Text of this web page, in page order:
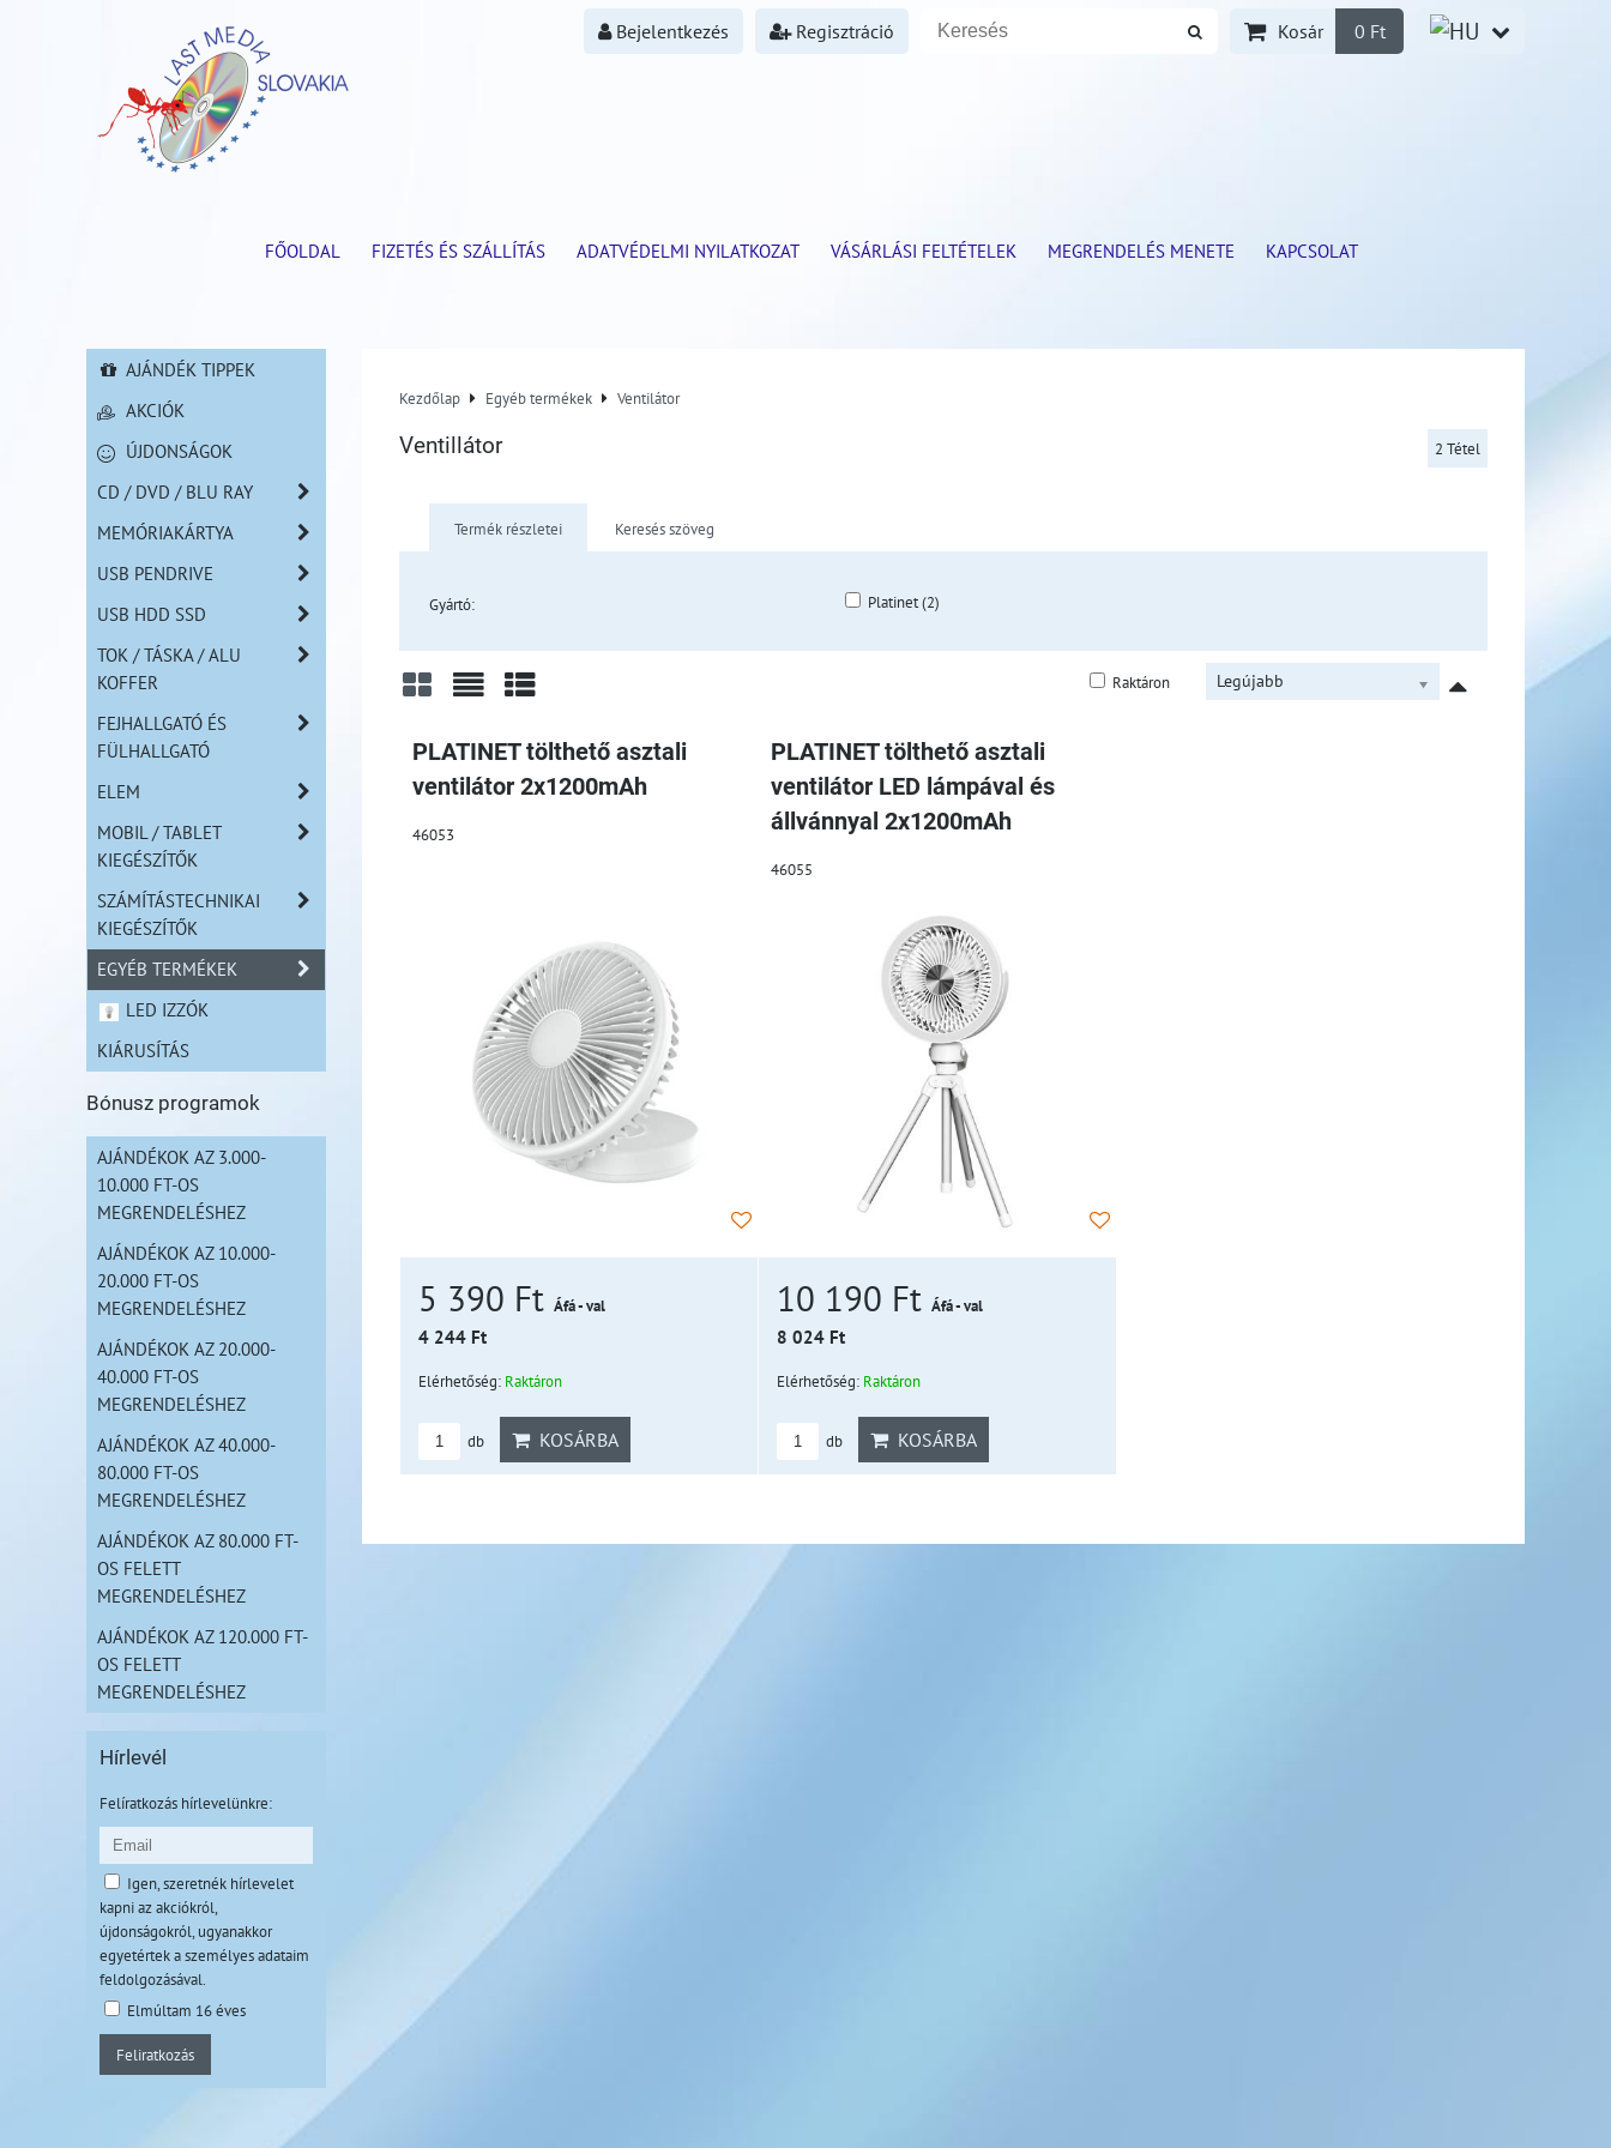
Bejelentkezés Regisztráció Kosár 0 Ft
FŐOLDAL FIZETÉS ÉS SZÁLLÍTÁS ADATVÉDELMI NYILATKOZAT VÁSÁRLÁSI FELTÉTELEK MEGRENDELÉS MENETE KAPCSOLAT
Kezdőlap Egyéb termékek Ventilátor
Ventillátor 2 Tétel
Termék részletei Keresés szöveg
Gyártó: Platinet (2)
Legújabb
Raktáron
PLATINET tölthető asztali
ventilátor 2x1200mAh
46053
5 390 Ft Áfá - val
4 244 Ft
Elérhetőség: Raktáron
db KOSÁRBA
PLATINET tölthető asztali
ventilátor LED lámpával és
állvánnyal 2x1200mAh
46055
10 190 Ft Áfá - val
8 024 Ft
Elérhetőség: Raktáron
db KOSÁRBA
AJÁNDÉK TIPPEK
AKCIÓK
ÚJDONSÁGOK
CD / DVD / BLU RAY
MEMÓRIAKÁRTYA
USB PENDRIVE
USB HDD SSD
TOK / TÁSKA / ALU
KOFFER
FEJHALLGATÓ ÉS
FÜLHALLGATÓ
ELEM
MOBIL / TABLET
KIEGÉSZÍTŐK
SZÁMÍTÁSTECHNIKAI
KIEGÉSZÍTŐK
EGYÉB TERMÉKEK
LED IZZÓK
KIÁRUSÍTÁS
Bónusz programok
AJÁNDÉKOK AZ 3.000-
10.000 FT-OS
MEGRENDELÉSHEZ
AJÁNDÉKOK AZ 10.000-
20.000 FT-OS
MEGRENDELÉSHEZ
AJÁNDÉKOK AZ 20.000-
40.000 FT-OS
MEGRENDELÉSHEZ
AJÁNDÉKOK AZ 40.000-
80.000 FT-OS
MEGRENDELÉSHEZ
AJÁNDÉKOK AZ 80.000 FT-
OS FELETT
MEGRENDELÉSHEZ
AJÁNDÉKOK AZ 120.000 FT-
OS FELETT
MEGRENDELÉSHEZ
Hírlevél
Felíratkozás hírlevelünkre:
Igen, szeretnék hírlevelet
kapni az akciókról,
újdonságokról, ugyanakkor
egyetértek a személyes adataim
feldolgozásával.
Elmúltam 16 éves
Feliratkozás